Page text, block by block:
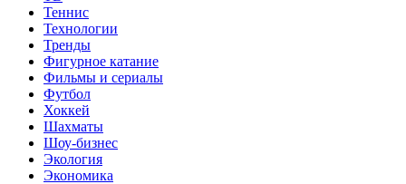
Теннис
Технологии
Тренды
Фигурное катание
Фильмы и сериалы
Футбол
Хоккей
Шахматы
Шоу-бизнес
Экология
Экономика